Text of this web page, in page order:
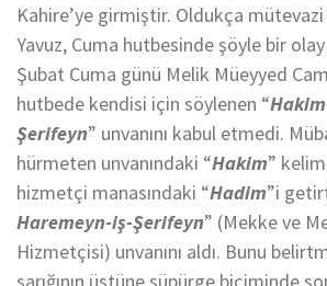
Kahire’ye girmiştir. Oldukça mütevazi
Yavuz, Cuma hutbesinde şöyle bir olay
Şubat Cuma günü Melik Müeyyed
hutbede kendisi için söylenen “
Şerifeyn” unvanını kabul etmedi.
hürmeten unvanındaki “Hakim”
hizmetçi manasındaki “Hadim”i
Haremeyn-iş-Şerifeyn” (Mekke ve
Hizmetçisi) unvanını aldı. Bunu